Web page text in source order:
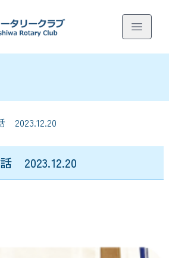
2023.12.20
話 2023.12.20